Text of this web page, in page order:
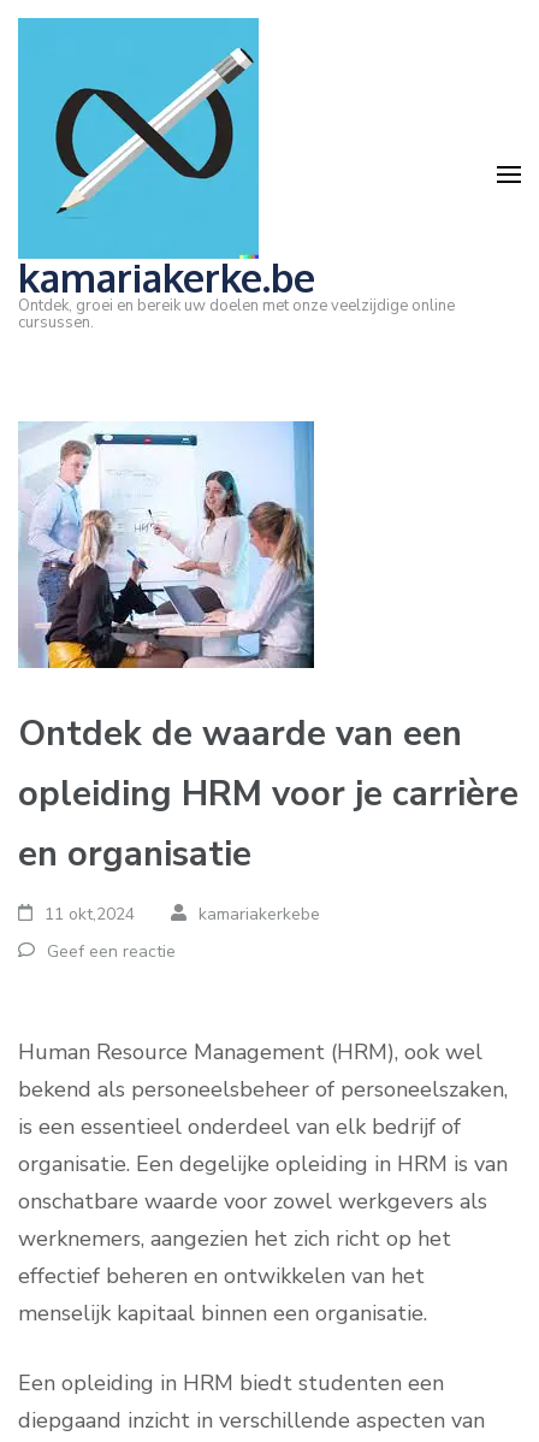
Ga
Enter)
kamariakerke.be
Ontdek, groei en bereik uw doelen met onze veelzijdige online
cursussen.
Ontdek de waarde van een
opleiding HRM voor je carrière
en organisatie
11 okt,2024
kamariakerkebe
Geef een reactie
Human Resource Management (HRM), ook wel
bekend als personeelsbeheer of personeelszaken,
is een essentieel onderdeel van elk bedrijf of
organisatie. Een degelijke opleiding in HRM is van
onschatbare waarde voor zowel werkgevers als
werknemers, aangezien het zich richt op het
effectief beheren en ontwikkelen van het
menselijk kapitaal binnen een organisatie.
Een opleiding in HRM biedt studenten een
diepgaand inzicht in verschillende aspecten van